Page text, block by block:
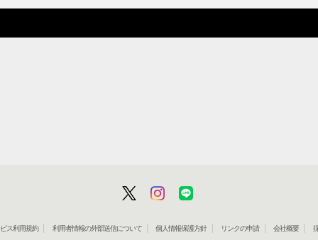
ビス利用規約 利用者情報の外部送信について 個人情報保護方針 リンクの申請 会社概要